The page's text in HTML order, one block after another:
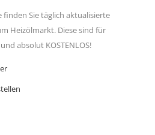
finden Sie täglich aktualisierte
Heizölmarkt. Diese sind für
absolut KOSTENLOS!